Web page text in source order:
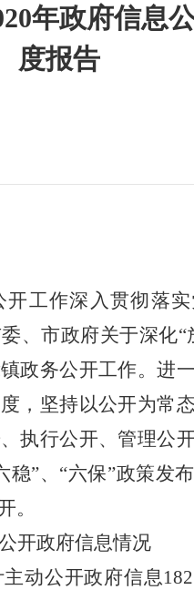
年政府信息
度报告
开工作深入贯彻落
、市政府关于深化“
政务公开工作。进
，坚持以公开为常
执行公开、管理公
稳”、“六保”政策发
。
开政府信息情况
动公开政府信息